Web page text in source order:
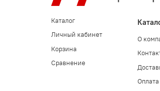
Каталог
Личный кабинет
Корзина
Сравнение
О
Оплата